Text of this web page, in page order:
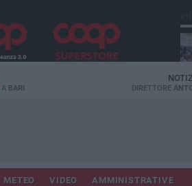
A BARI DIRETTORE
METEO VIDEO AMMINISTRATIVE